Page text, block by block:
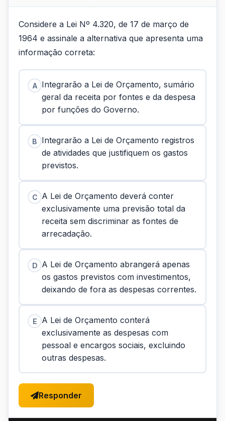
Considere a Lei Nº 4.320, de 17 de março de
1964 e assinale a alternativa que apresenta uma
informação correta:
A Integrarão a Lei de Orçamento, sumário
geral da receita por fontes e da despesa
por funções do Governo.
B
Integrarão a Lei de Orçamento registros
de atividades que justifiquem os gastos
previstos.
C A Lei de Orçamento deverá conter
exclusivamente uma previsão total da
receita sem discriminar as fontes de
arrecadação.
D A Lei de Orçamento abrangerá apenas
os gastos previstos com investimentos,
deixando de fora as despesas correntes.
E
A Lei de Orçamento conterá
exclusivamente as despesas com
pessoal e encargos sociais, excluindo
outras despesas.
Responder